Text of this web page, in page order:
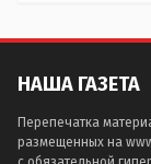
НАША ГАЗЕТА
Перепечатка
размещенных на